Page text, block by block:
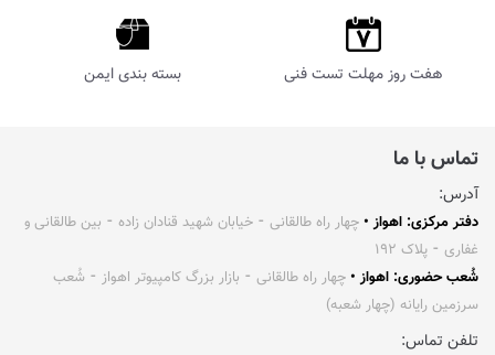
هفت روز مهلت تست فنی بسته بندی ایمن
تماس با ما
آدرس:
دفتر مرکزی: اهواز • چهار راه طالقانی ⁃ خیابان شهید قنادان زاده ⁃ بین طالقانی و
غفاری ⁃ پلاک ۱۹۲
شُعب حضوری: اهواز • چهار راه طالقانی ⁃ بازار بزرگ کامپیوتر اهواز ⁃ شُعب
سرزمین رایانه (چهار شعبه)
تلفن تماس: